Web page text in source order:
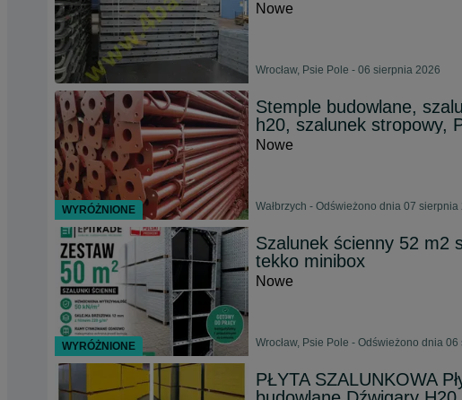
Nowe
Wrocław, Psie Pole - 06 sierpnia 2026
Stemple budowlane,
h20, szalunek stropowy,
Nowe
Wałbrzych - Odświeżono dnia 07 sierpnia
Szalunek ścienny 52 m2
tekko minibox
Nowe
Wrocław, Psie Pole - Odświeżono dnia
PŁYTA SZALUNKOWA
WYRÓŻNIONE
WYRÓŻNIONE